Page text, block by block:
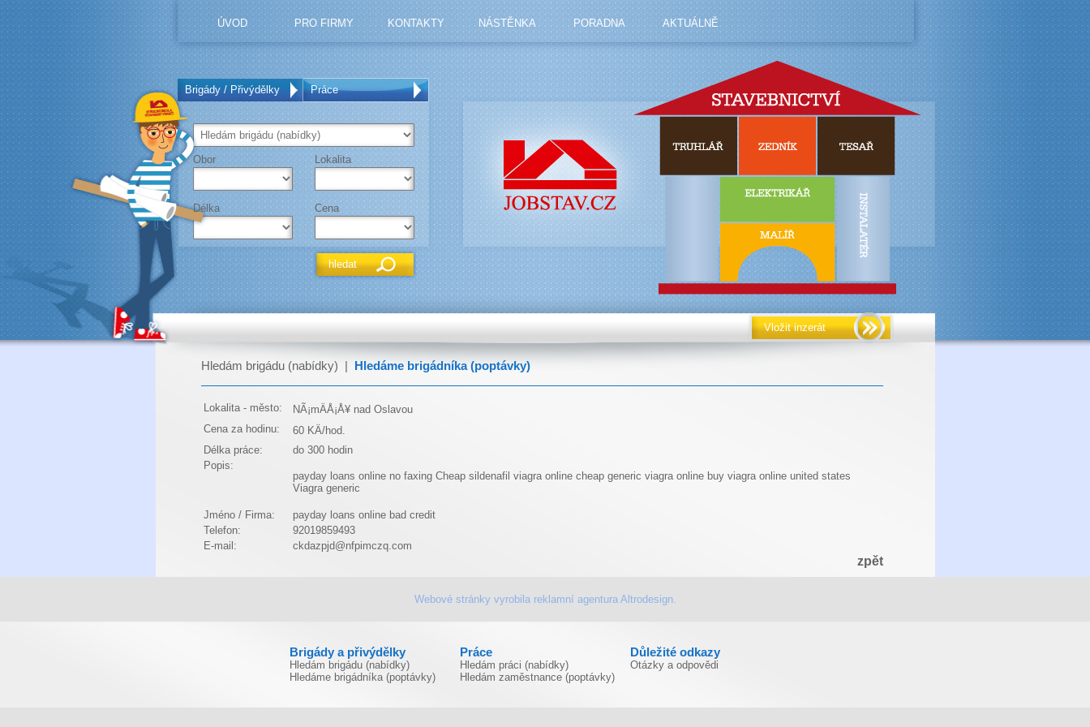
ÚVOD PRO FIRMY KONTAKTY NÁSTĚNKA PORADNA AKTUÁLNĚ
Brigády / Přivýdělky Práce
Obor Lokalita
Délka Cena
Vložit inzerát
Hledám brigádu (nabídky) Hledáme brigádníka (poptávky)
Lokalita - město:
NÃ¡mÄÅ¡Å¥ nad Oslavou
Cena za hodinu:
60 KÄ/hod.
Délka práce:
do 300 hodin
Popis:
payday loans online no faxing Cheap sildenafil viagra online cheap generic viagra online buy viagra online united states
Viagra generic
Jméno / Firma:
payday loans online bad credit
Telefon:
92019859493
E-mail:
ckdazpjd@nfpimczq.com
zpět
Webové stránky vyrobila reklamní agenturaAltrodesign.
Brigády a přivýdělky
Hledám brigádu (nabídky)
Hledáme brigádníka (poptávky)
Práce
Hledám práci (nabídky)
Hledám zaměstnance (poptávky)
Důležité odkazy
Otázky a odpovědi